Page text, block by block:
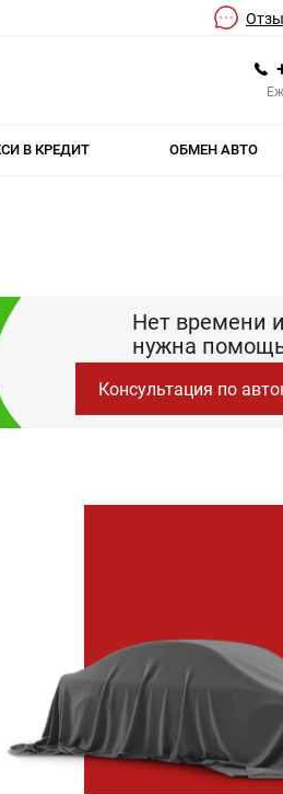
В КРЕДИТ ОБМЕН АВТО
Нет времени
нужна
Консультация по